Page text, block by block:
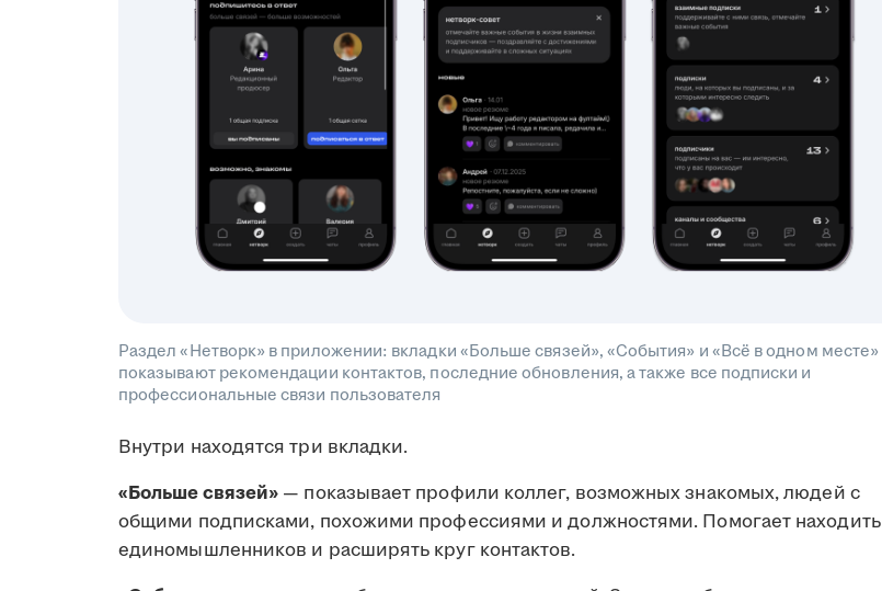
Раздел «Нетворк» в приложении: вкладки «Больше связей», «События» и «Всё в одном месте»
показывают рекомендации контактов, последние обновления, а также все подписки и
профессиональные связи пользователя
Внутри находятся три вкладки.
«Больше связей» — показывает профили коллег, возможных знакомых, людей с
общими подписками, похожими профессиями и должностями. Помогает находить
единомышленников и расширять круг контактов.